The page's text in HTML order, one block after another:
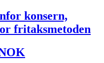
konsern,
fritaksmetoden